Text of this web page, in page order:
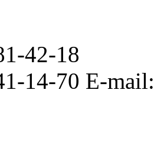
42-18
14-70 E-